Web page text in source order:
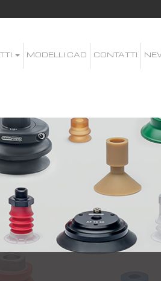
MODELLI CAD CONTATTI